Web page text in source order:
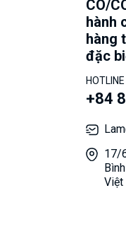
CO/
hành
hàng
đặc
HOTLINE
+84
17/
Việt